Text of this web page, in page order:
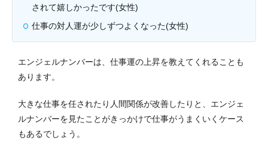
されて嬉しかったです(女性)
仕事の対人運が少しずつよくなった(女性)
エンジェルナンバーは、仕事運の上昇を教えてくれることも
あります。
大きな仕事を任されたり人間関係が改善したりと、エンジェ
ルナンバーを見たことがきっかけで仕事がうまくいくケース
もあるでしょう。